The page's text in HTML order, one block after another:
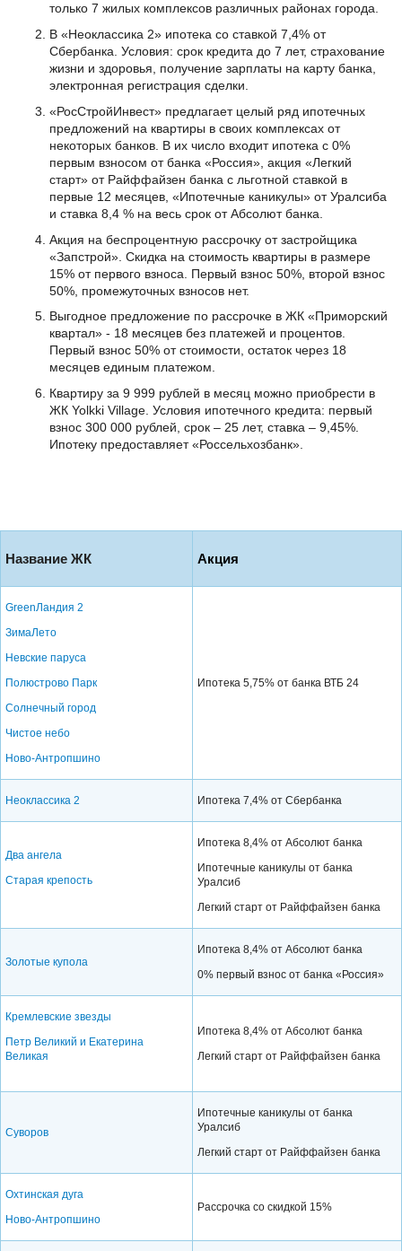
только 7 жилых комплексов различных районах города.
В «Неоклассика 2» ипотека со ставкой 7,4% от
Сбербанка. Условия: срок кредита до 7 лет, страхование
жизни и здоровья, получение зарплаты на карту банка,
электронная регистрация сделки.
«РосСтройИнвест» предлагает целый ряд ипотечных
предложений на квартиры в своих комплексах от
некоторых банков. В их число входит ипотека с 0%
первым взносом от банка «Россия», акция «Легкий
старт» от Райффайзен банка с льготной ставкой в
первые 12 месяцев, «Ипотечные каникулы» от Уралсиба
и ставка 8,4 % на весь срок от Абсолют банка.
Акция на беспроцентную рассрочку от застройщика
«Запстрой». Скидка на стоимость квартиры в размере
15% от первого взноса. Первый взнос 50%, второй взнос
50%, промежуточных взносов нет.
Выгодное предложение по рассрочке в ЖК «Приморский
квартал» - 18 месяцев без платежей и процентов.
Первый взнос 50% от стоимости, остаток через 18
месяцев единым платежом.
Квартиру за 9 999 рублей в месяц можно приобрести в
ЖК Yolkki Village. Условия ипотечного кредита: первый
взнос 300 000 рублей, срок – 25 лет, ставка – 9,45%.
Ипотеку предоставляет «Россельхозбанк».
Название ЖК Акция
GreenЛандия 2
ЗимаЛето
Невские паруса
Полюстрово Парк
Солнечный город
Чистое небо
Ново-Антропшино
Ипотека 5,75% от банка ВТБ 24
Неоклассика 2 Ипотека 7,4% от Сбербанка
Два ангела
Старая крепость
Ипотека 8,4% от Абсолют банка
Ипотечные каникулы от банка
Уралсиб
Легкий старт от Райффайзен банка
Золотые купола
Ипотека 8,4% от Абсолют банка
0% первый взнос от банка «Россия»
Кремлевские звезды
Петр Великий и Екатерина
Великая
Ипотека 8,4% от Абсолют банка
Легкий старт от Райффайзен банка
Суворов
Ипотечные каникулы от банка
Уралсиб
Легкий старт от Райффайзен банка
Охтинская дуга
Ново-Антропшино
Рассрочка со скидкой 15%